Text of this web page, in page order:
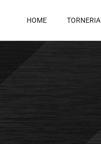
HOME TORNERIA